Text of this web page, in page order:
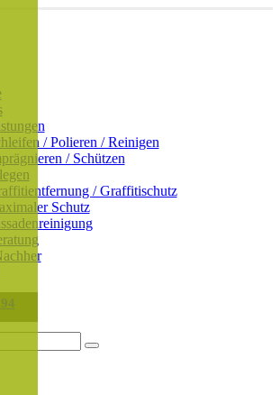
/ Polieren / Reinigen
/ Schützen
/ Graffitischutz
Schutz